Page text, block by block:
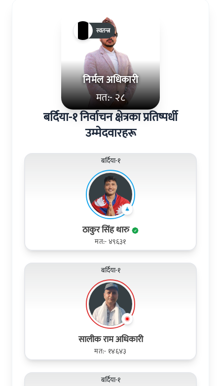
निर्मल अधिकारी
मत:- २८
स्वतन्त्र
बर्दिया-१ निर्वाचन क्षेत्रका प्रतिष्पर्धी
उम्मेदवारहरू
बर्दिया-१
ठाकुर सिंह थारु
मत:- ४९६३१
बर्दिया-१
सालीक राम अधिकारी
मत:- १४६४३
बर्दिया-१